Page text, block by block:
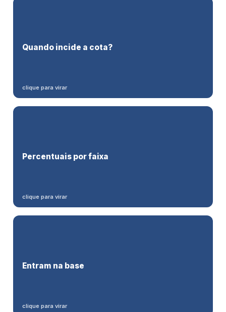
Quando incide a cota?
clique para virar
Percentuais por faixa
clique para virar
Entram na base
clique para virar